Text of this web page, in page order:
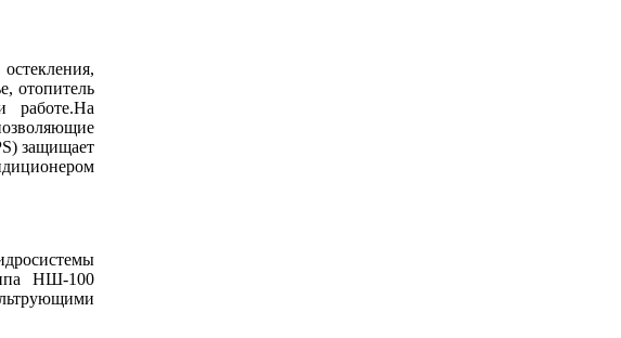
отопитель
работе.На
защищает
НШ-100